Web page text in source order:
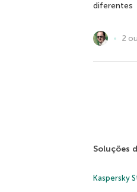
diferentes
2
Soluções
Kaspersky